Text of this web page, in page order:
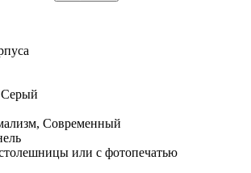
Современный
или с фотопечатью